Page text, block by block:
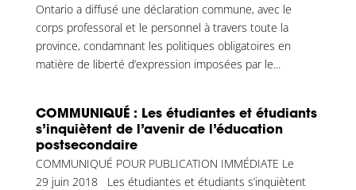
Ontario a diffusé une déclaration commune, avec le
corps professoral et le personnel à travers toute la
province, condamnant les politiques obligatoires en
matière de liberté d’expression imposées par le...
COMMUNIQUÉ : Les étudiantes et étudiants
s’inquiètent de l’avenir de l’éducation
postsecondaire
COMMUNIQUÉ POUR PUBLICATION IMMÉDIATE Le
29 juin 2018 Les étudiantes et étudiants s’inquiètent